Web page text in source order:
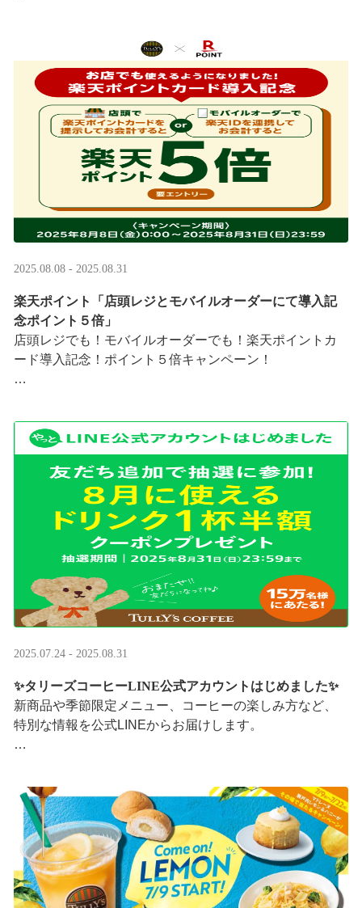
実りの秋らしいほっこりフードも続々登場です♪
涼しい店内で一足早い秋の訪 ···
2025.08.08 - 2025.08.31
楽天ポイント「店頭レジとモバイルオーダーにて導入記
念ポイント５倍」
店頭レジでも！モバイルオーダーでも！楽天ポイントカ
ード導入記念！ポイント５倍キャンペーン！
8/8（金）0:00～8/31 ···
2025.07.24 - 2025.08.31
✨タリーズコーヒーLINE公式アカウントはじめました✨
新商品や季節限定メニュー、コーヒーの楽しみ方など、
特別な情報を公式LINEからお届けします。
···